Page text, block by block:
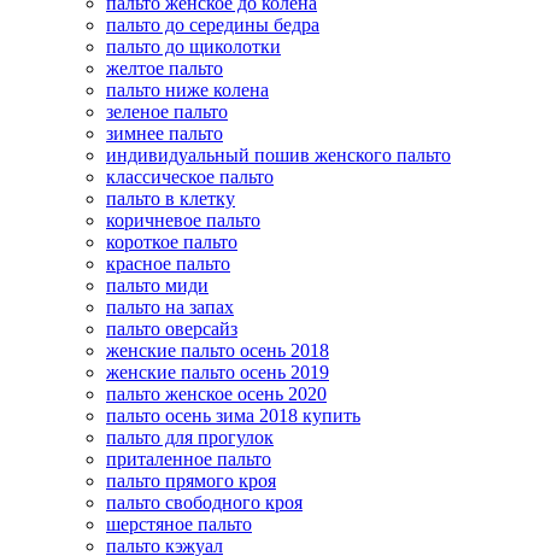
пальто до середины бедра
пальто до щиколотки
желтое пальто
пальто ниже колена
зеленое пальто
зимнее пальто
индивидуальный пошив женского пальто
классическое пальто
пальто в клетку
коричневое пальто
короткое пальто
красное пальто
пальто миди
пальто на запах
пальто оверсайз
женские пальто осень 2018
женские пальто осень 2019
пальто женское осень 2020
пальто осень зима 2018 купить
пальто для прогулок
приталенное пальто
пальто прямого кроя
пальто свободного кроя
шерстяное пальто
пальто кэжуал